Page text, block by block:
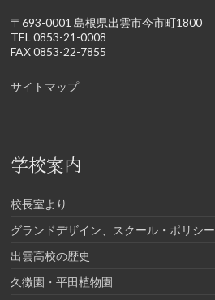
〒693-0001 島根県出雲市今市町1800
TEL 0853-21-0008
FAX 0853-22-7855
サイトマップ
学校案内
校長室より
グランドデザイン、スクール・ポリシー
出雲高校の歴史
久徴園・平田植物園